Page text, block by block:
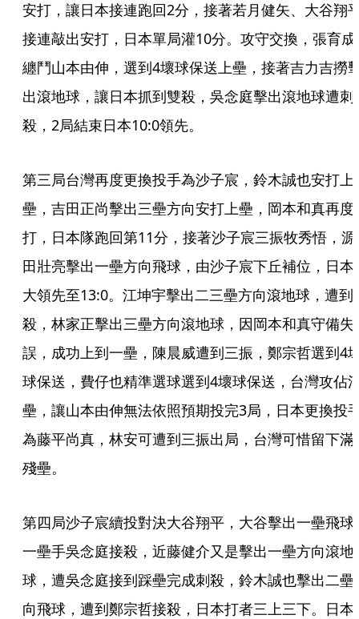
安打，讓日本接連跑回2分，接著若月健矢、大谷翔
接連敲出安打，日本單局灌10分。攻守交換，張育成
纏鬥山本由伸，選到4壞球保送上壘，接著吉力吉撈
出滾地球，讓日本抓到雙殺，吳念庭擊出滾地球遭刺
殺，2局結束日本10:0領先。
第三局台灣再度更換投手為沙子宸，鈴木誠也安打上
壘，吉田正尚擊出三壘方向安打上壘，岡本和真再度
打，日本隊跑回第11分，接著沙子宸三振牧秀悟，源
田壯亮擊出一壘方向飛球，由沙子宸下丘補位，日本
大領先至13:0。江坤宇擊出二三壘方向滾地球，遭到
殺，林家正擊出三壘方向滾地球，因岡本和真守備失
誤，成功上到一壘，陳晨威遭到三振，鄭宗哲選到4
球保送，費仔也精準選球選到4壞球保送，台灣攻佔
壘，讓山本由伸無法依照預期投完3局，日本更換投
為藤平尚真，林安可遭到三振出局，台灣可惜留下滿
殘壘。
第四局沙子宸續投對決大谷翔平，大谷擊出一壘飛球
一壘手吳念庭接殺，近藤健介又是擊出一壘方向滾地
球，遭吳念庭接到踩壘完成刺殺，鈴木誠也擊出二壘
向飛球，遭到鄭宗哲接殺，日本打者三上三下。日本